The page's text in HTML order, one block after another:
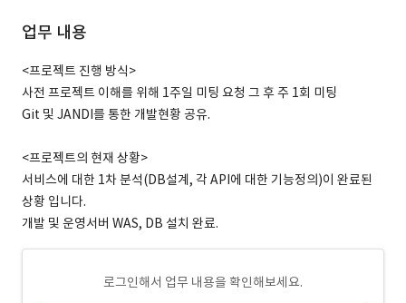
업무 내용
<프로젝트 진행 방식>
사전 프로젝트 이해를 위해 1주일 미팅 요청 그 후 주 1회 미팅
Git 및 JANDI를 통한 개발현황 공유.
<프로젝트의 현재 상황>
서비스에 대한 1차 분석(DB설계, 각 API에 대한 기능정의)이 완료된
상황 입니다.
개발 및 운영서버 WAS, DB 설치 완료.
로그인해서 업무 내용을 확인해보세요.